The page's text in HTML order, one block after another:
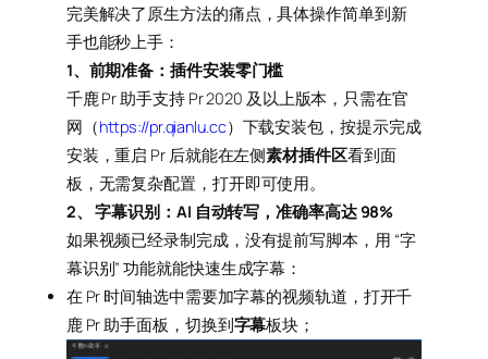
完美解决了原生方法的痛点，具体操作简单到新
手也能秒上手：
1、前期准备：插件安装零门槛
千鹿 Pr 助手支持 Pr 2020 及以上版本，只需在官
网（https://pr.qianlu.cc）下载安装包，按提示完成
安装，重启 Pr 后就能在左侧素材插件区看到面
板，无需复杂配置，打开即可使用。
2、 字幕识别：AI 自动转写，准确率高达 98%
如果视频已经录制完成，没有提前写脚本，用 “字
幕识别” 功能就能快速生成字幕：
在 Pr 时间轴选中需要加字幕的视频轨道，打开千
鹿 Pr 助手面板，切换到字幕板块；